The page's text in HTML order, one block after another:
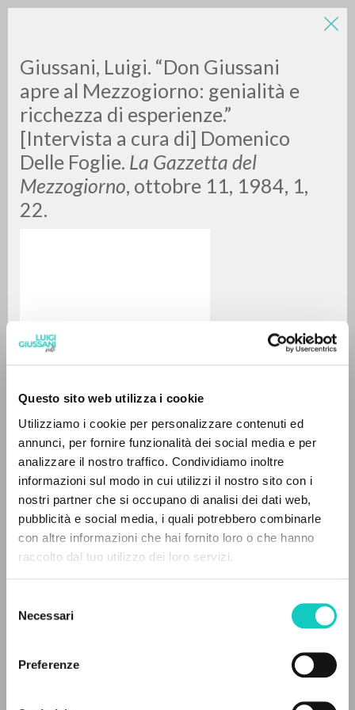
Questo sito web utilizza i cookie
Utilizziamo i cookie per personalizzare contenuti ed
annunci, per fornire funzionalità dei social media e per
analizzare il nostro traffico. Condividiamo inoltre
informazioni sul modo in cui utilizzi il nostro sito con i
nostri partner che si occupano di analisi dei dati web,
pubblicità e social media, i quali potrebbero combinarle
con altre informazioni che hai fornito loro o che hanno
raccolto dal tuo utilizzo dei loro servizi.
delNecessari
Preferenze
Giussani, Luigi. “Don Giussani
apre al Mezzogiorno: genialità e
ricchezza di esperienze.”
[Intervista a cura di] Domenico
Delle Foglie. La Gazzetta del
Mezzogiorno, ottobre 11, 1984, 1,
22.
Delle Foglie Domenico Intervista
Giussani LuigiAutore
Italiano
Pagine: 1
LUIGI
GIUSSANI
scritti
0DOCUMENTI TROVATI
RISULTATI SUCCESSIVI